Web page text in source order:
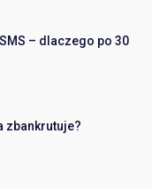
– dlaczego po 30
zbankrutuje?